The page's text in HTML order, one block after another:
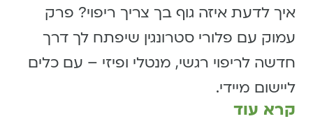
איך לדעת איזה גוף בך צריך ריפוי? פרק
עמוק עם פלורי סטרונגין שיפתח לך דרך
חדשה לריפוי רגשי, מנטלי ופיזי – עם כלים
ליישום מיידי.
קרא עוד